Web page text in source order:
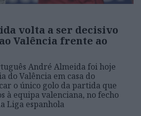
volta a ser decisivo
Valência frente ao
André Almeida foi hoje
do Valência em casa do
o único golo da partida que
à equipa valenciana, no fecho
Liga espanhola